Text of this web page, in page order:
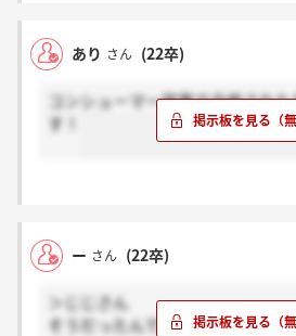
あり さん (22卒)
コンシューマー営業で合格され
す！
ー さん (22卒)
＞じじさん
そうだったんですね！